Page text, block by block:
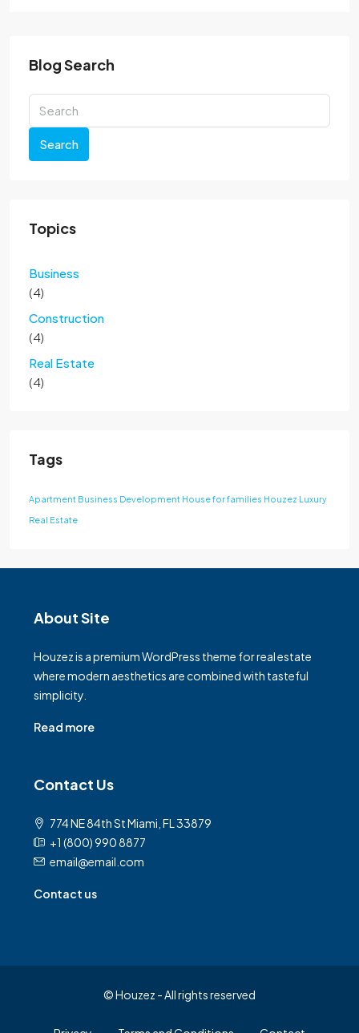
Blog Search
Search
Topics
Business
(4)
Construction
(4)
Real Estate
(4)
Tags
Apartment Business Development House for families Houzez Luxury
Real Estate
About Site
Houzez is a premium WordPress theme for real estate
where modern aesthetics are combined with tasteful
simplicity.
Read more
Contact Us
774 NE 84th St Miami, FL 33879
+1 (800) 990 8877
email@email.com
Contact us
© Houzez - All rights reserved